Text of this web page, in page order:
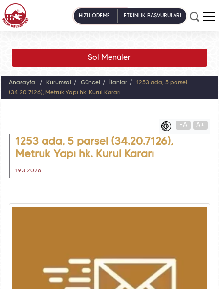
HIZLI ÖDEME ETKİNLİK BAŞVURULARI
Sol Menüler
Anasayfa Kurumsal Güncel İlanlar
1253 ada, 5 parsel
(34.20.7126), Metruk Yapı hk. Kurul Kararı
-A A+
1253 ada, 5 parsel (34.20.7126),
Metruk Yapı hk. Kurul Kararı
19.3.2026